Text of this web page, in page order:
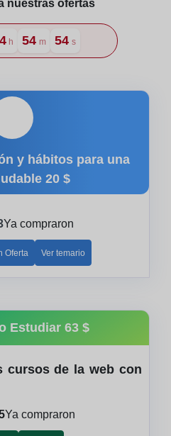
nuestras ofertas
h 54 m 53 s
y hábitos para una
20 $
Ya compraron
Oferta Ver temario
Estudiar 63 $
cursos de la web con
Ya compraron